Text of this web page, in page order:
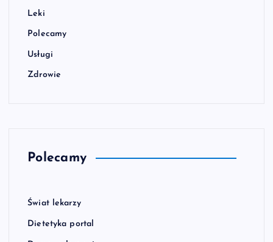
Leki
Polecamy
Usługi
Zdrowie
Polecamy
Świat lekarzy
Dietetyka portal